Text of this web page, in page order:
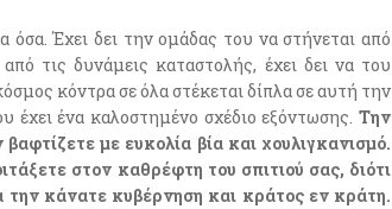
όσα. Έχει δει την ομάδας του να στήνεται από
από τις δυνάμεις καταστολής, έχει δει να του
κόντρα σε όλα στέκεται δίπλα σε αυτή την
έχει ένα καλοστημένο σχέδιο εξόντωσης. Την
με ευκολία βία και χουλιγκανισμό.
στον καθρέφτη του σπιτιού σας, διότι
την κάνατε κυβέρνηση και κράτος εν κράτη.